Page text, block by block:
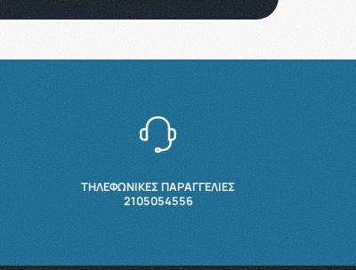
ΤΗΛΕΦΩΝΙΚΕΣ ΠΑΡΑΓΓΕΛΙΕΣ
2105054556